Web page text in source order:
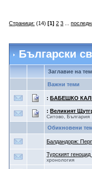
Страници: (14)[1] 2 3 ...
Български
Заглавие на
Важни теми
:БАБЕШКО
:Великият
Ситово, България
Обикновени
Балдандорж:
Турският
хронология